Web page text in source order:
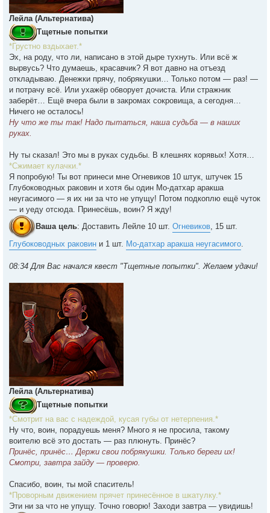
Лейла (Альтернатива)
Тщетные попытки
*Грустно вздыхает.*
Эх, на роду, что ли, написано в этой дыре тухнуть. Или всё ж
вырвусь? Что думаешь, красавчик? Я вот давно на отъезд
откладываю. Денежки прячу, побрякушки… Только потом — раз! —
и потрачу всё. Или ухажёр обворует дочиста. Или стражник
заберёт… Ещё вчера были в закромах сокровища, а сегодня…
Ничего не осталось!
Ну что же ты так! Надо пытаться, наша судьба — в наших
руках.
Ну ты сказал! Это мы в руках судьбы. В клешнях корявых! Хотя…
*Сжимает кулачки.*
Я попробую! Ты вот принеси мне Огневиков 10 штук, штучек 15
Глубоководных раковин и хотя бы один Мо-датхар аракша
неугасимого — я их ни за что не упущу! Потом подкоплю ещё чуток
— и уеду отсюда. Принесёшь, воин? Я жду!
Ваша цель: Доставить Лейле 10 шт. Огневиков, 15 шт.
Глубоководных раковин и 1 шт. Мо-датхар аракша неугасимого.
08:34 Для Вас начался квест "Тщетные попытки". Желаем удачи!
Лейла (Альтернатива)
Тщетные попытки
*Смотрит на вас с надеждой, кусая губы от нетерпения.*
Ну что, воин, порадуешь меня? Много я не просила, такому
воителю всё это достать — раз плюнуть. Принёс?
Принёс, принёс… Держи свои побрякушки. Только береги их!
Смотри, завтра зайду — проверю.
Спасибо, воин, ты мой спаситель!
*Проворным движением прячет принесённое в шкатулку.*
Эти ни за что не упущу. Точно говорю! Заходи завтра — увидишь!